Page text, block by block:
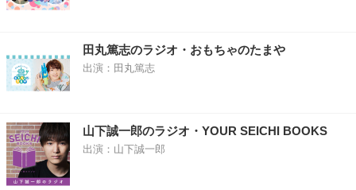
田丸篤志のラジオ・おもちゃのたまや
出演：田丸篤志
山下誠一郎のラジオ・YOUR SEICHI BOOKS
出演：山下誠一郎